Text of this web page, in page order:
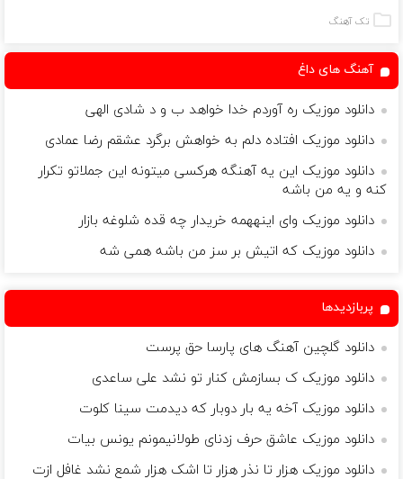
تک آهنگ
آهنگ های داغ
دانلود موزیک ره آوردم خدا خواهد ب و د شادی الهی
دانلود موزیک افتاده دلم به خواهش برگرد عشقم رضا عمادی
دانلود موزیک این یه آهنگه هرکسی میتونه این جملاتو تکرار
کنه و یه من باشه
دانلود موزیک وای اینههمه خریدار چه قده شلوغه بازار
دانلود موزیک که اتیش بر سز من باشه همی شه
پربازدیدها
دانلود گلچین آهنگ های پارسا حق پرست
دانلود موزیک ک بسازمش کنار تو نشد على ساعدى
دانلود موزیک آخه یه بار دوبار که دیدمت سینا کلوت
دانلود موزیک عاشق حرف زدنای طولانیمونم یونس بیات
دانلود موزیک هزار تا نذر هزار تا اشک هزار شمع نشد غافل ازت